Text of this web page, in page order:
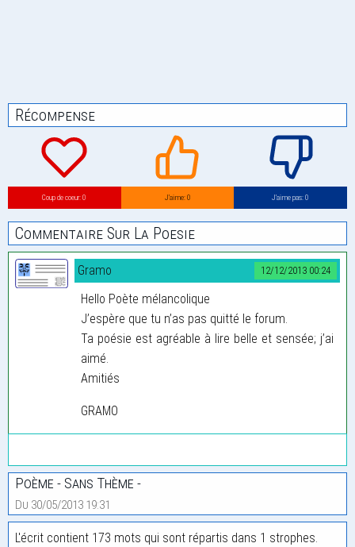
Récompense
Coup de coeur: 0 J’aime: 0 J’aime pas: 0
Commentaire Sur La Poesie
12/12/2013 00:24
Gramo
Hello Poète mélancolique
J’espère que tu n’as pas quitté le forum.
Ta poésie est agréable à lire belle et sensée; j’ai
aimé.
Amitiés
GRAMO
Poème - Sans Thème -
Du 30/05/2013 19:31
L'écrit contient 173 mots qui sont répartis dans 1 strophes.